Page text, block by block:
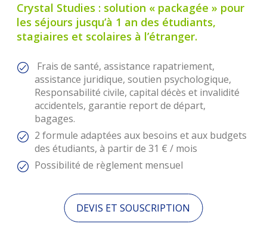
Crystal Studies : solution « packagée » pour
les séjours jusqu’à 1 an des étudiants,
stagiaires et scolaires à l’étranger.
Frais de santé, assistance rapatriement,
assistance juridique, soutien psychologique,
Responsabilité civile, capital décès et invalidité
accidentels, garantie report de départ,
bagages.
2 formule adaptées aux besoins et aux budgets
des étudiants, à partir de 31 € / mois
Possibilité de règlement mensuel
DEVIS ET SOUSCRIPTION